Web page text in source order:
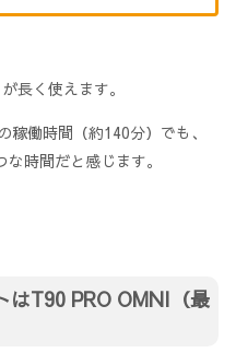
長く使えます。
働時間（約140分）でも、
時間だと感じます。
はT90 PRO OMNI（最